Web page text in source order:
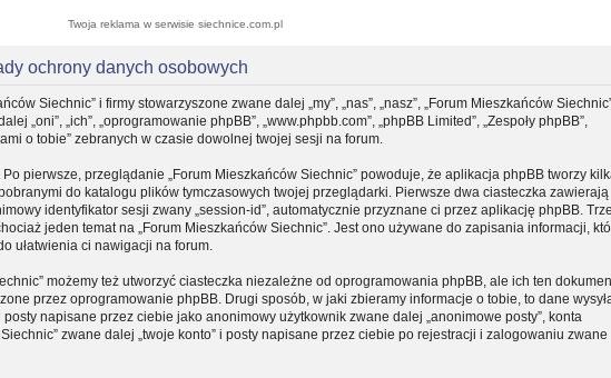
Twoja reklama w serwisie siechnice.com.pl
ochrony danych osobowych
Siechnic” i firmy stowarzyszone zwane dalej „my”, „nas”, „nasz”, „Forum Mieszkańców
„oni”, „ich”, „oprogramowanie phpBB”, „www.phpbb.com”, „phpBB Limited”, „Zespoły phpBB”,
o tobie” zebranych w czasie dowolnej twojej sesji na forum.
pierwsze, przeglądanie „Forum Mieszkańców Siechnic” powoduje, że aplikacja phpBB tworzy
do katalogu plików tymczasowych twojej przeglądarki. Pierwsze dwa ciasteczka zawierają
identyfikator sesji zwany „session-id”, automatycznie przyznane ci przez aplikację phpBB.
jeden temat na „Forum Mieszkańców Siechnic”. Jest ono używane do zapisania informacji,
ułatwienia ci nawigacji na forum.
możemy też utworzyć ciasteczka niezależne od oprogramowania phpBB, ale ich ten
przez oprogramowanie phpBB. Drugi sposób, w jaki zbieramy informacje o tobie, to dane
napisane przez ciebie jako anonimowy użytkownik zwane dalej „anonimowe posty”, konta
zwane dalej „twoje konto” i posty napisane przez ciebie po rejestracji i zalogowaniu zwane